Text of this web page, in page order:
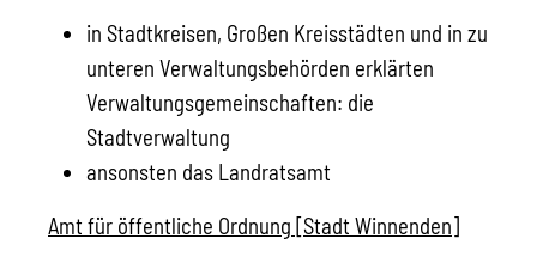
in Stadtkreisen, Großen Kreisstädten und in zu
unteren Verwaltungsbehörden erklärten
Verwaltungsgemeinschaften: die
Stadtverwaltung
ansonsten das Landratsamt
Amt für öffentliche Ordnung [Stadt Winnenden]